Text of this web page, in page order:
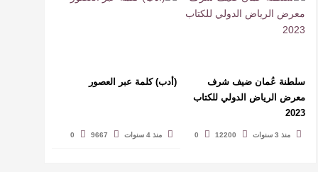
سلطنة عُمان ضيف شرف
معرض الرياض الدولي للكتاب
2023
منذ 3 سنوات 12200
0
(أدب) كلمة عبر العصور
منذ 4 سنوات 9667
0